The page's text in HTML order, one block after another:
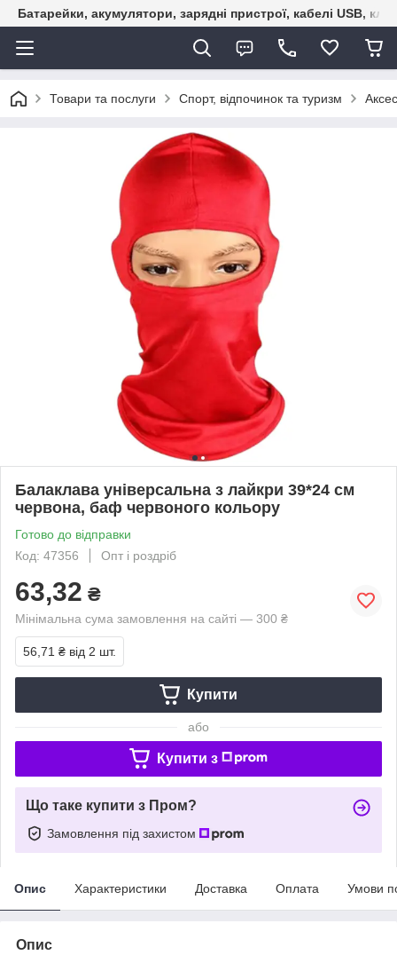
Батарейки, акумулятори, зарядні пристрої, кабелі USB,
Товари та послуги Спорт, відпочинок та туризм
Балаклава універсальна з лайкри 39*24 см
червона, баф червоного кольору
Готово до відправки
Код: 47356
Опт і роздріб
63,32 ₴
Мінімальна сума замовлення на сайті — 300 ₴
56,71 ₴ від 2 шт.
Купити
або
Купити з
Що таке купити з Пром?
Замовлення під захистом
Опис Характеристики Доставка Оплата Умови
Опис